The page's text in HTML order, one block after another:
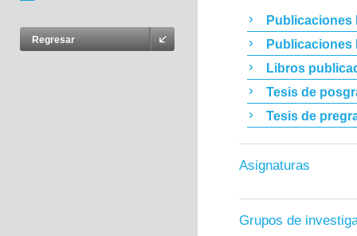
Regresar
Publicaciones
Publicaciones
Libros
Tesis de
Tesis de
Asignaturas
Grupos de